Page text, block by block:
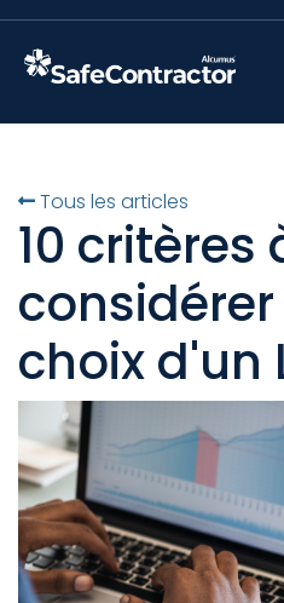
Tous les articles
10 critères
choix d'un